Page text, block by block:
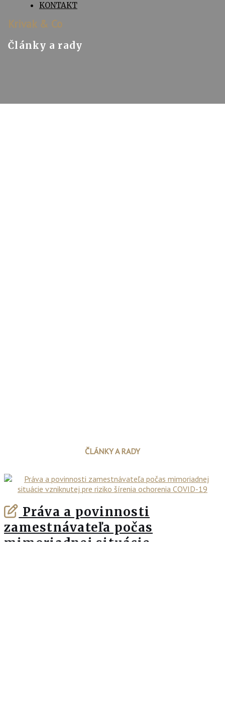
KONTAKT
Krivak & Co
Články a rady
ČLÁNKY A RADY
Práva a povinnosti
zamestnávateľa počas
mimoriadnej situácie